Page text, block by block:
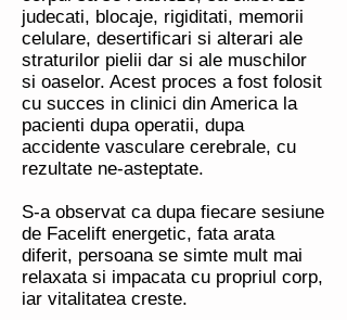
judecati, blocaje, rigiditati, memorii
celulare, desertificari si alterari ale
straturilor pielii dar si ale muschilor
si oaselor. Acest proces a fost folosit
cu succes in clinici din America la
pacienti dupa operatii, dupa
accidente vasculare cerebrale, cu
rezultate ne-asteptate.
S-a observat ca dupa fiecare sesiune
de Facelift energetic, fata arata
diferit, persoana se simte mult mai
relaxata si impacata cu propriul corp,
iar vitalitatea creste.